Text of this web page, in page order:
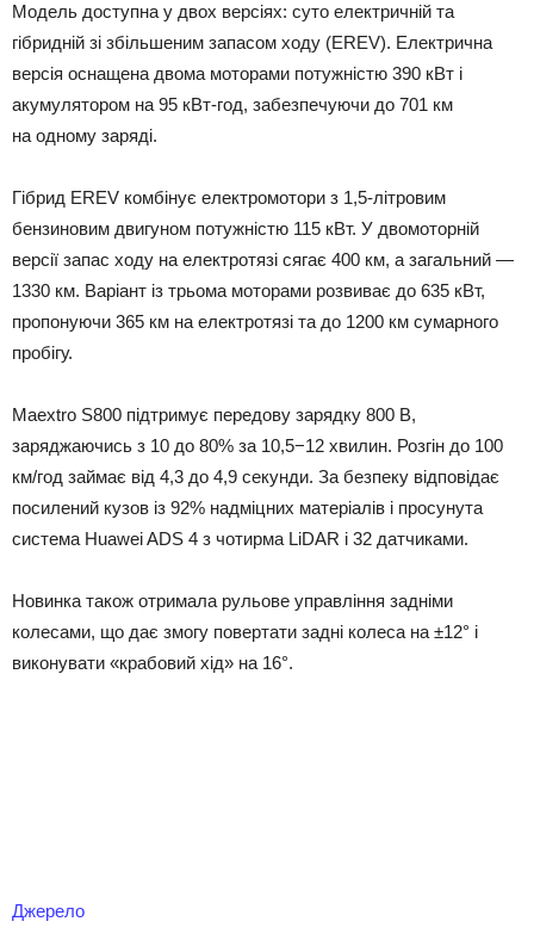
Модель доступна у двох версіях: суто електричній та
гібридній зі збільшеним запасом ходу (EREV). Електрична
версія оснащена двома моторами потужністю 390 кВт і
акумулятором на 95 кВт-год, забезпечуючи до 701 км
на одному заряді.
Гібрид EREV комбінує електромотори з 1,5-літровим
бензиновим двигуном потужністю 115 кВт. У двомоторній
версії запас ходу на електротязі сягає 400 км, а загальний —
1330 км. Варіант із трьома моторами розвиває до 635 кВт,
пропонуючи 365 км на електротязі та до 1200 км сумарного
пробігу.
Maextro S800 підтримує передову зарядку 800 В,
заряджаючись з 10 до 80% за 10,5−12 хвилин. Розгін до 100
км/год займає від 4,3 до 4,9 секунди. За безпеку відповідає
посилений кузов із 92% надміцних матеріалів і просунута
система Huawei ADS 4 з чотирма LiDAR і 32 датчиками.
Новинка також отримала рульове управління задніми
колесами, що дає змогу повертати задні колеса на ±12° і
виконувати «крабовий хід» на 16°.
Джерело